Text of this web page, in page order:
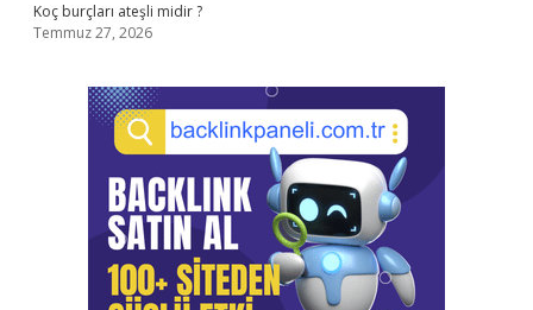
Koç burçları ateşli midir ?
Temmuz 27, 2026